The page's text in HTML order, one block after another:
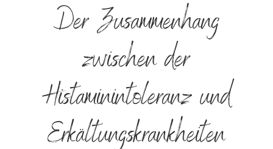
Der Zusammenhang
zwischen der
Histaminintoleranz und
Erkältungskrankheiten